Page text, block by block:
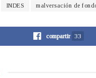
INDES malversación de
compartir 33